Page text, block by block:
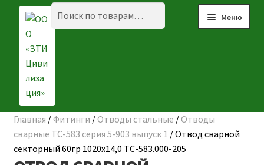
Перейти
навигации
Перейти
содержимому
Искать:
Поиск
Меню
☰ КАТАЛОГ
ГЛАВНАЯ
Главная /Фитинги /Отводы стальные /Отводы
сварные ТС-583 серия 5-903 выпуск 1 /Отвод сварной
секторный 60гр 1020х14,0 ТС-583.000-205